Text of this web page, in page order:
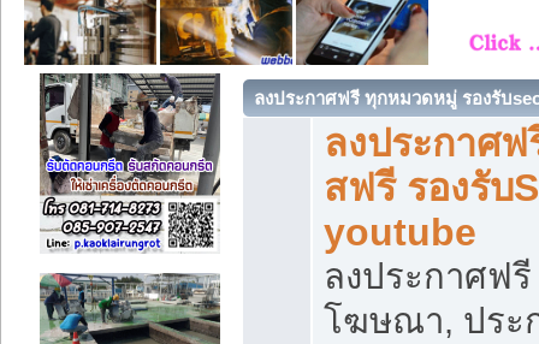
ลงประกาศฟรี ทุกหมวดหมู่ รองรับ
ลงประกาศ
สฟรี รองรับ
youtube
ลงประกาศฟ
โฆษณา, ประ